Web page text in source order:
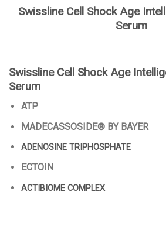
Swissline Cell Shock Age
Serum
Swissline Cell Shock Age
Serum
ATP
MADECASSOSIDE® BY BAYER
ADENOSINE TRIPHOSPHATE
ECTOIN
ACTIBIOME COMPLEX